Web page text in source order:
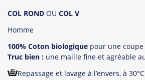
COL ROND OU COL V
Homme
100% Coton biologique pour une
Truc bien : une maille fine et agréable
Repassage et lavage à l’envers, à